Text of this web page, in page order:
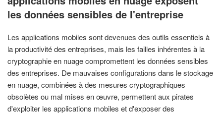
les données sensibles de l'entreprise
Les applications mobiles sont devenues des outils essentiels à
la productivité des entreprises, mais les failles inhérentes à la
cryptographie en nuage compromettent les données sensibles
des entreprises. De mauvaises configurations dans le stockage
en nuage, combinées à des mesures cryptographiques
obsolètes ou mal mises en œuvre, permettent aux pirates
d'exploiter les applications mobiles et d'exposer des